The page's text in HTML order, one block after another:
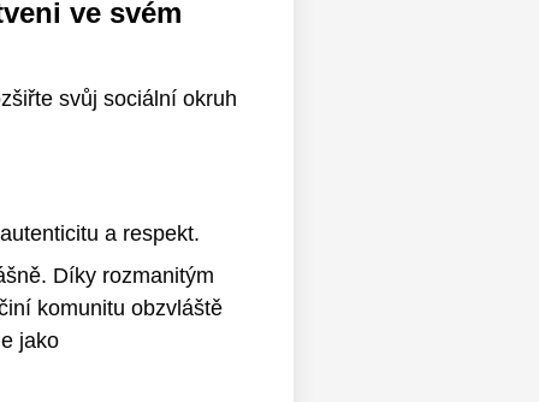
ve svém
svůj sociální okruh
a respekt.
Díky rozmanitým
komunitu obzvláště
jako